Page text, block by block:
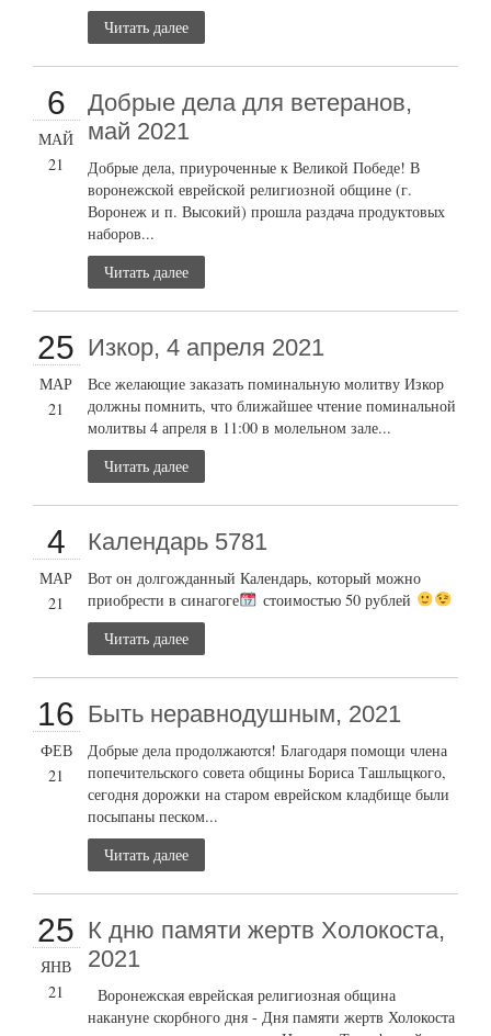
Читать далее
6
МАЙ
21
Добрые дела для ветеранов,
май 2021
Добрые дела, приуроченные к Великой Победе! В
воронежской еврейской религиозной общине (г.
Воронеж и п. Высокий) прошла раздача продуктовых
наборов...
Читать далее
25
МАР
21
Изкор, 4 апреля 2021
Все желающие заказать поминальную молитву Изкор
должны помнить, что ближайшее чтение поминальной
молитвы 4 апреля в 11:00 в молельном зале...
Читать далее
4
МАР
21
Календарь 5781
Вот он долгожданный Календарь, который можно
приобрести в синагоге
стоимостью 50 рублей
Читать далее
16
ФЕВ
21
Быть неравнодушным, 2021
Добрые дела продолжаются! Благодаря помощи члена
попечительского совета общины Бориса Ташлыцкого,
сегодня дорожки на старом еврейском кладбище были
посыпаны песком...
Читать далее
25
ЯНВ
21
К дню памяти жертв Холокоста,
2021
Воронежская еврейская религиозная община
накануне скорбного дня - Дня памяти жертв Холокоста